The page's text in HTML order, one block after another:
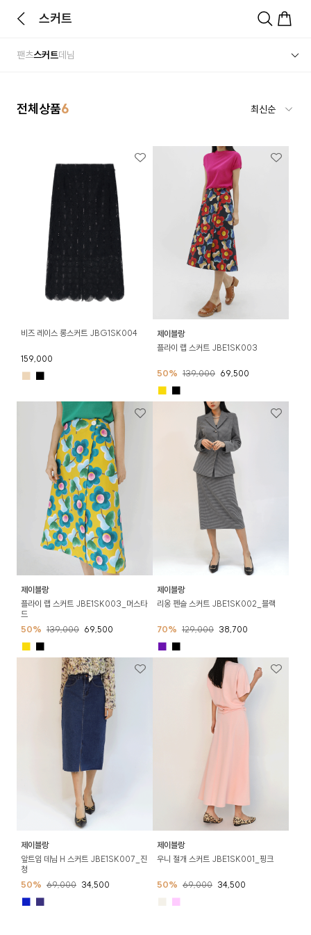
스커트
팬츠스커트데님
전체상품6
비즈 레이스 롱스커트 JBG1SK004
159,000
■ ■
제이블랑
플라이 랩 스커트 JBE1SK003
50% 139,000 69,500
■ ■
제이블랑
플라이 랩 스커트 JBE1SK003_머스타
드
50% 139,000 69,500
■ ■
제이블랑
리옹 펜슬 스커트 JBE1SK002_블랙
70% 129,000 38,700
■ ■
제이블랑
앞트임 데님 H 스커트 JBE1SK007_진
청
50% 69,000 34,500
■ ■
제이블랑
우니 절개 스커트 JBE1SK001_핑크
50% 69,000 34,500
■